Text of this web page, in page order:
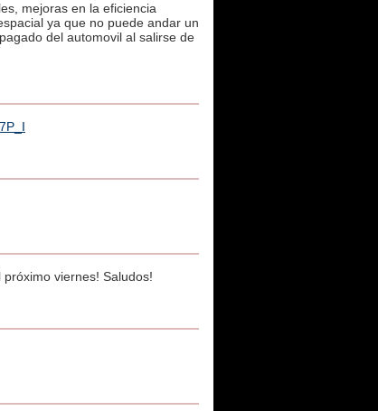
mejoras en la eficiencia
ya que no puede andar un
del automovil al salirse de
viernes! Saludos!